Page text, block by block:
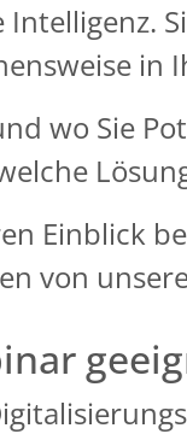
wo Sie
Einblick
von